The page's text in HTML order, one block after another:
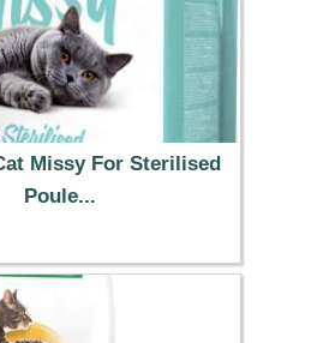
Missy For Sterilised
Poule...
13.99 €